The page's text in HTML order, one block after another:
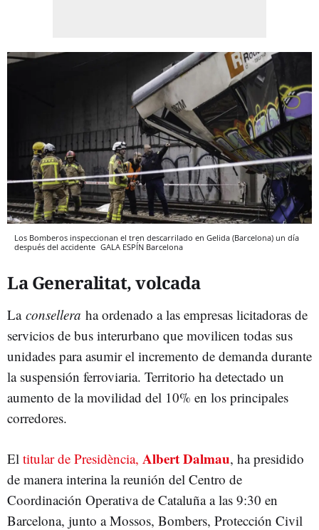
Los Bomberos inspeccionan el tren descarrilado en Gelida (Barcelona) un día
después del accidente GALA ESPÍN Barcelona
La Generalitat, volcada
La consellera ha ordenado a las empresas licitadoras de
servicios de bus interurbano que movilicen todas sus
unidades para asumir el incremento de demanda durante
la suspensión ferroviaria. Territorio ha detectado un
aumento de la movilidad del 10% en los principales
corredores.
El titular de Presidència, Albert Dalmau, ha presidido
de manera interina la reunión del Centro de
Coordinación Operativa de Cataluña a las 9:30 en
Barcelona, junto a Mossos, Bombers, Protección Civil